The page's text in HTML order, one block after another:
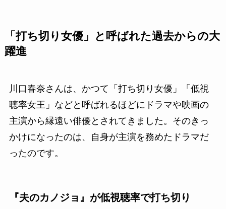
「打ち切り女優」と呼ばれた過去からの大
躍進
川口春奈さんは、かつて「打ち切り女優」「低視
聴率女王」などと呼ばれるほどにドラマや映画の
主演から縁遠い俳優とされてきました。そのきっ
かけになったのは、自身が主演を務めたドラマだ
ったのです。
『夫のカノジョ』が低視聴率で打ち切り